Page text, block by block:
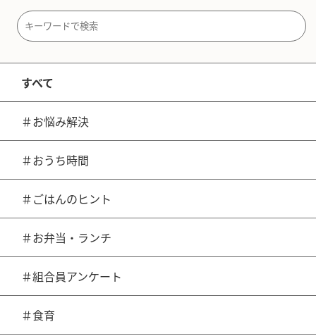
すべて
＃お悩み解決
＃おうち時間
＃ごはんのヒント
＃お弁当・ランチ
＃組合員アンケート
＃食育